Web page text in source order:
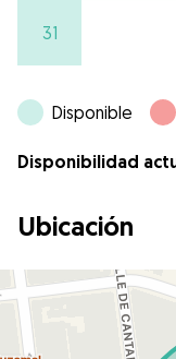
31
Disponible
Disponibilidad
Ubicación